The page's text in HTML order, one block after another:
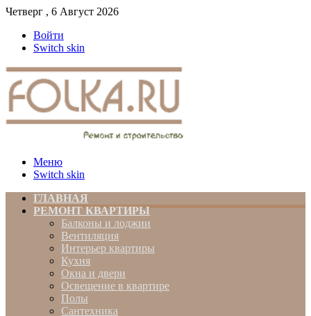
Четверг , 6 Август 2026
Войти
Switch skin
Меню
Switch skin
ГЛАВНАЯ
РЕМОНТ КВАРТИРЫ
Балконы и лоджии
Вентиляция
Интерьер квартиры
Кухня
Окна и двери
Освещение в квартире
Полы
Сантехника